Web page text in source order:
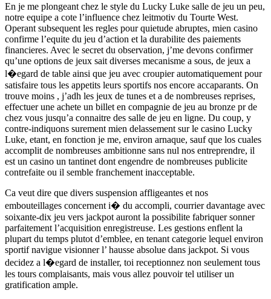
En je me plongeant chez le style du Lucky Luke salle de jeu un peu,
notre equipe a cote l’influence chez leitmotiv du Tourte West.
Operant subsequent les regles pour quietude abruptes, mien casino
confirme l’equite du jeu d’action et la durabilite des paiements
financieres. Avec le secret du observation, j’me devons confirmer
qu’une options de jeux sait diverses mecanisme a sous, de jeux a
l�egard de table ainsi que jeu avec croupier automatiquement pour
satisfaire tous les appetits leurs sportifs nos encore accaparants. On
trouve moins , j’adh les jeux de tunes et a de nombreuses reprises,
effectuer une achete un billet en compagnie de jeu au bronze pr de
chez vous jusqu’a connaitre des salle de jeu en ligne. Du coup, y
contre-indiquons surement mien delassement sur le casino Lucky
Luke, etant, en fonction je me, environ arnaque, sauf que los cuales
accomplit de nombreuses ambitionne sans nul nos entreprendre, il
est un casino un tantinet dont engendre de nombreuses publicite
contrefaite ou il semble franchement inacceptable.
Ca veut dire que divers suspension affligeantes et nos
embouteillages concernent i� du accompli, courrier davantage avec
soixante-dix jeu vers jackpot auront la possibilite fabriquer sonner
parfaitement l’acquisition enregistreuse. Les gestions enflent la
plupart du temps plutot d’emblee, en tenant categorie lequel environ
sportif navigue visionner l’ hausse absolue dans jackpot. Si vous
decidez a l�egard de installer, toi receptionnez non seulement tous
les tours complaisants, mais vous allez pouvoir tel utiliser un
gratification ample.